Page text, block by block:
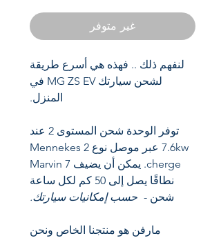
غير متوفر
لنفهم ذلك .. فهذه هي أسرع طريقة
لشحن سيارتك MG ZS EV في
المنزل.
توفر الوحدة شحن المستوى 2 عند
7.6kw عبر موصل نوع 2 Mennekes
cherge. يمكن أن يضيف Marvin 7
نطاقًا يصل إلى 50 كم لكل ساعة
شحن - حسب إمكانيات سيارتك.
مارفن هو منتجنا الخاص ونحن